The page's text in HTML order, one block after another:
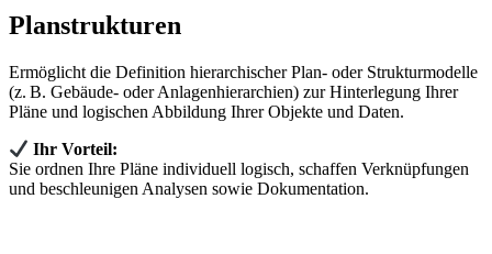
Planstrukturen
Ermöglicht die Definition hierarchischer Plan‑ oder Strukturmodelle
(z. B. Gebäude‑ oder Anlagenhierarchien) zur Hinterlegung Ihrer
Pläne und logischen Abbildung Ihrer Objekte und Daten.
Ihr Vorteil:
Sie ordnen Ihre Pläne individuell logisch, schaffen Verknüpfungen
und beschleunigen Analysen sowie Dokumentation.